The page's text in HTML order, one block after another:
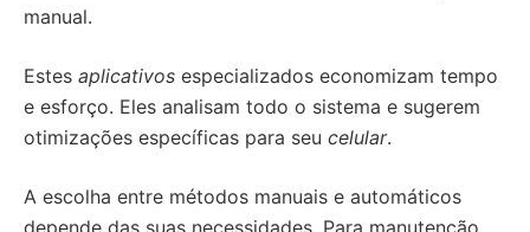
manual.
Estes aplicativos especializados economizam tempo
e esforço. Eles analisam todo o sistema e sugerem
otimizações específicas para seu celular.
A escolha entre métodos manuais e automáticos